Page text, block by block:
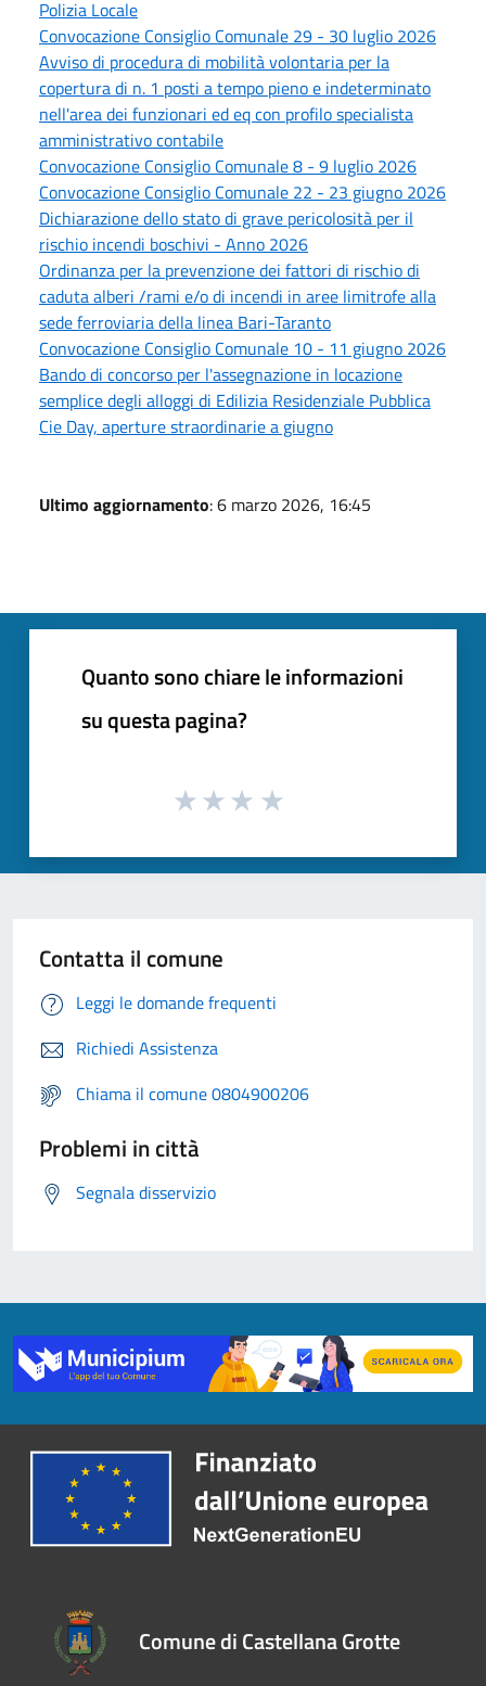
Polizia Locale
Convocazione Consiglio Comunale 29 - 30 luglio 2026
Avviso di procedura di mobilità volontaria per la
copertura di n. 1 posti a tempo pieno e indeterminato
nell'area dei funzionari ed eq con profilo specialista
amministrativo contabile
Convocazione Consiglio Comunale 8 - 9 luglio 2026
Convocazione Consiglio Comunale 22 - 23 giugno 2026
Dichiarazione dello stato di grave pericolosità per il
rischio incendi boschivi - Anno 2026
Ordinanza per la prevenzione dei fattori di rischio di
caduta alberi /rami e/o di incendi in aree limitrofe alla
sede ferroviaria della linea Bari-Taranto
Convocazione Consiglio Comunale 10 - 11 giugno 2026
Bando di concorso per l'assegnazione in locazione
semplice degli alloggi di Edilizia Residenziale Pubblica
Cie Day, aperture straordinarie a giugno
Ultimo aggiornamento: 6 marzo 2026, 16:45
Quanto sono chiare le informazioni
su questa pagina?
Contatta il comune
Leggi le domande frequenti
Richiedi Assistenza
Chiama il comune 0804900206
Problemi in città
Segnala disservizio
Comune di Castellana Grotte